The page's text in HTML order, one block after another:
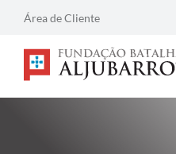
Área de Cliente